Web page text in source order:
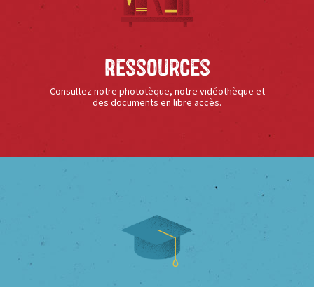
Ressources
Consultez notre phototèque, notre vidéothèque et
des documents en libre accès.